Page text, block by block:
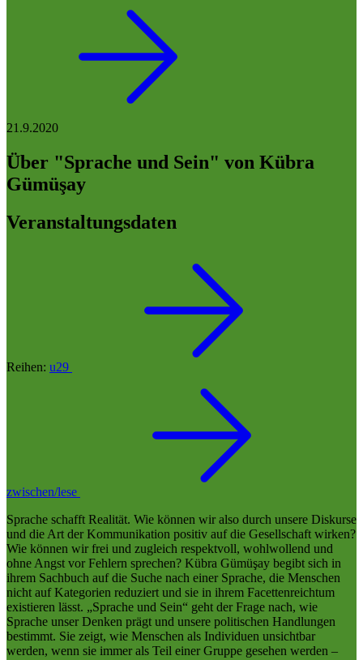
21.9.2020
Über "Sprache und Sein" von Kübra
Gümüşay
Veranstaltungsdaten
Reihen: u29
zwischen/lese
Sprache schafft Realität. Wie können wir also durch unsere Diskurse
und die Art der Kommunikation positiv auf die Gesellschaft wirken?
Wie können wir frei und zugleich respektvoll, wohlwollend und
ohne Angst vor Fehlern sprechen? Kübra Gümüşay begibt sich in
ihrem Sachbuch auf die Suche nach einer Sprache, die Menschen
nicht auf Kategorien reduziert und sie in ihrem Facettenreichtum
existieren lässt. „Sprache und Sein“ geht der Frage nach, wie
Sprache unser Denken prägt und unsere politischen Handlungen
bestimmt. Sie zeigt, wie Menschen als Individuen unsichtbar
werden, wenn sie immer als Teil einer Gruppe gesehen werden –